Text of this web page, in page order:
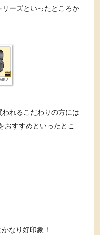
リーズといったところか
われるこだわりの方には
おすすめといったとこ
なり好印象！